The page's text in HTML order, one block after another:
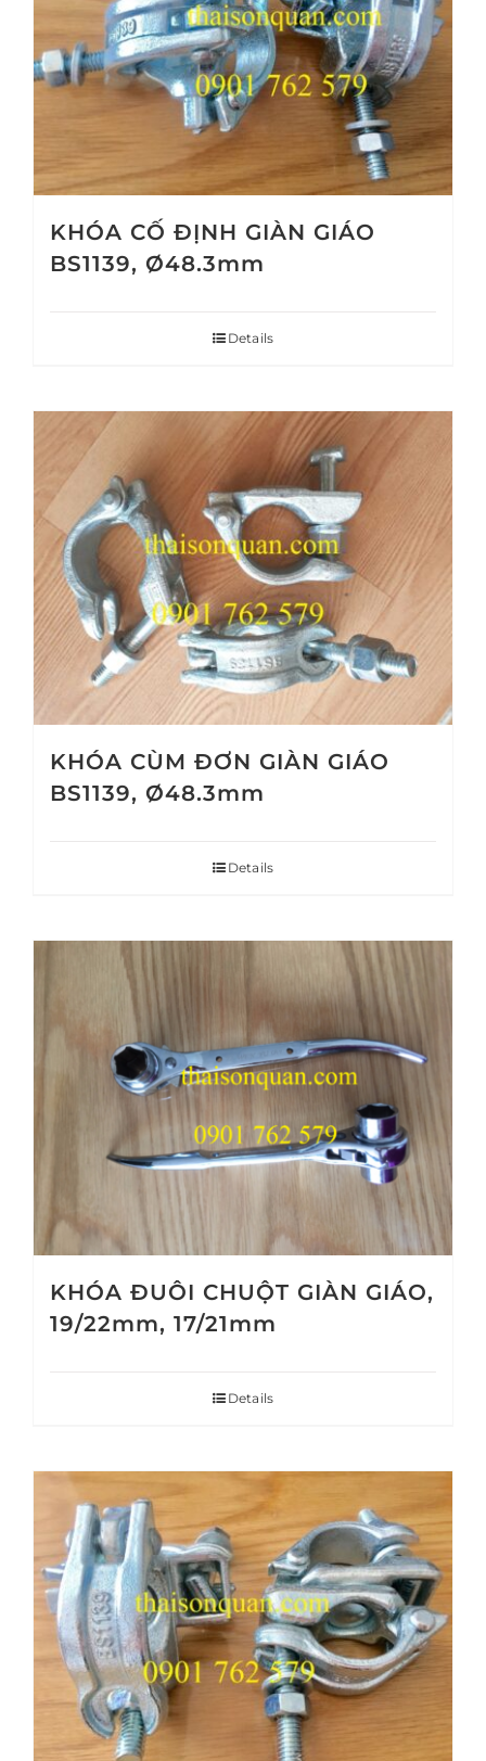
KHÓA CỐ ĐỊNH GIÀN GIÁO
BS1139, Ø48.3mm
Details
KHÓA CÙM ĐƠN GIÀN GIÁO
BS1139, Ø48.3mm
Details
KHÓA ĐUÔI CHUỘT GIÀN GIÁO,
19/22mm, 17/21mm
Details